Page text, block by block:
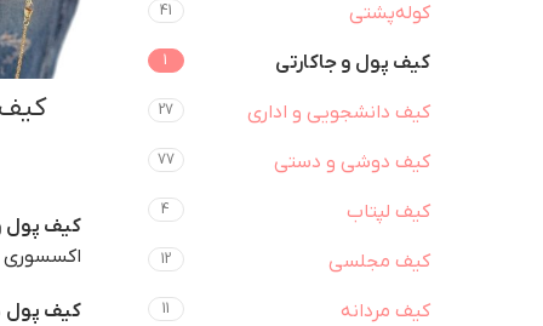
کوله‌پشتی 41
کیف پول و جاکارتی 1
کیف دانشجویی و اداری 27
کیف دوشی و دستی 77
کیف لپتاب 4
کیف مجلسی 12
کیف مردانه 11
کیف پول
اکسسوری
کیف پول